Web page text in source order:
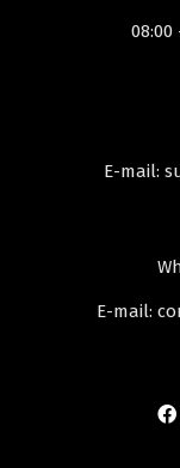
E-mail:
E-mail: